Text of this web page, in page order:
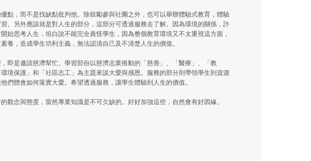
點，而不是找缺點批判他。除鼓勵參與社團之外，也可以舉辦體驗式教育，體驗
。另外應該就是對人生的部分，這部分可透過服務去了解。因為環境的關係，許
始思考人生，坦白說不能完全責怪學生，因為整個教育環境又不太重視這方面，
養，造成學生功利主義，無法認清自己及不清楚人生的價值。
即是邀請慈濟幫忙。學習部份以慈濟志業推動的「慈善」、「醫療」、「教
境保護」和「社區志工」為主題來談大愛與感恩。服務的部分則帶領學生到資源
們體會如何落實大愛。希望透過服務，讓學生體驗到人生的價值。
觀念與態度，當然專業知識是不可欠缺的。好好加強這些，自然會有好因緣。